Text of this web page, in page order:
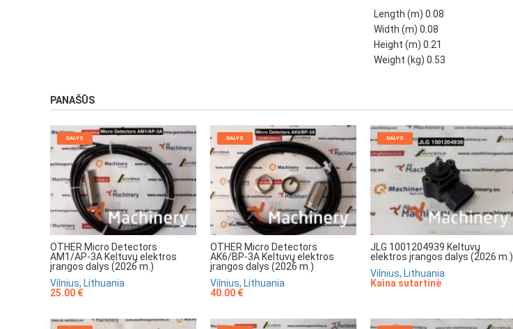
Length (m) 0.08
Width (m) 0.08
Height (m) 0.21
Weight (kg) 0.53
PANAŠŪS
DALYS
OTHER Micro Detectors
AM1/AP-3A Keltuvų elektros
įrangos dalys (2026 m.)
Vilnius, Lithuania
25.00 €
DALYS
OTHER Micro Detectors
AK6/BP-3A Keltuvų elektros
įrangos dalys (2026 m.)
Vilnius, Lithuania
40.00 €
DALYS
JLG 1001204939 Keltuvų
elektros įrangos dalys (2026 m.)
Vilnius, Lithuania
Kaina sutartinė